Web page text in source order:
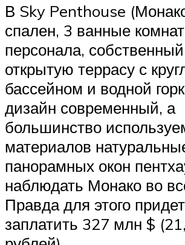
В Sky Penthouse
спален, 3 ванные
персонала,
открытую террасу с
бассейном и водной
дизайн современный, а
большинство
материалов
панорамных окон
наблюдать Монако во
Правда для этого
заплатить 327 млн $